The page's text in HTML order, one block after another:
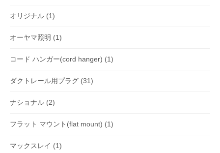
オリジナル (1)
オーヤマ照明 (1)
コード ハンガー(cord hanger) (1)
ダクトレール用プラグ (31)
ナショナル (2)
フラット マウント(flat mount) (1)
マックスレイ (1)